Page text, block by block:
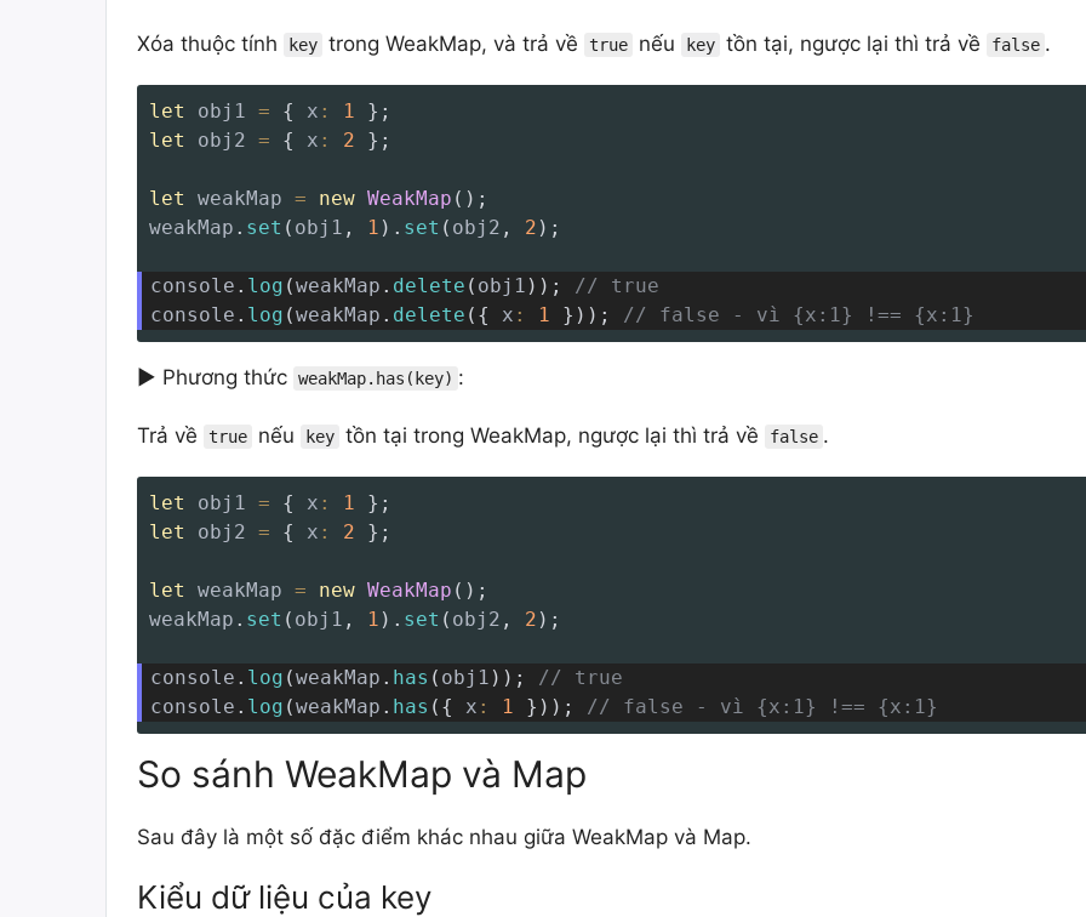
Xóa thuộc tính key trong WeakMap, và trả về true nếu key tồn tại, ngược lại thì trả về false .
let obj1 = { x : 1 } ;
let
obj2 = { x : 2 } ;
let weakMap = new WeakMap ( ) ;
weakMap . set ( obj1 , 1 ) . set ( obj2 , 2 ) ;
console . log (weakMap . delete ( obj1 ) ) ;
// true
console . log (weakMap . delete ( { x : 1 } ) ) ; // false - vì {x:1} !== {x:1}
► Phương thức weakMap.has(key) :
Trả về true nếu key tồn tại trong WeakMap, ngược lại thì trả về false .
let obj1 = { x : 1 } ;
let
obj2 = { x : 2 } ;
let weakMap = new WeakMap ( ) ;
weakMap . set ( obj1 , 1 ) . set ( obj2 , 2 ) ;
console . log (weakMap . has ( obj1 ) ) ;
// true
console . log (weakMap . has ( { x : 1 } ) ) ; // false - vì {x:1} !== {x:1}
So sánh WeakMap và Map
Sau đây là một số đặc điểm khác nhau giữa WeakMap và Map.
Kiểu dữ liệu của key